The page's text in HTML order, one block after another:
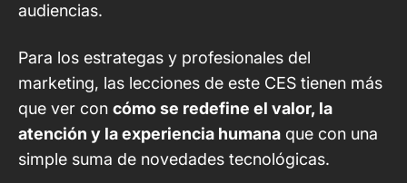
audiencias.
Para los estrategas y profesionales del
marketing, las lecciones de este CES tienen más
que ver con cómo se redefine el valor, la
atención y la experiencia humana que con una
simple suma de novedades tecnológicas.